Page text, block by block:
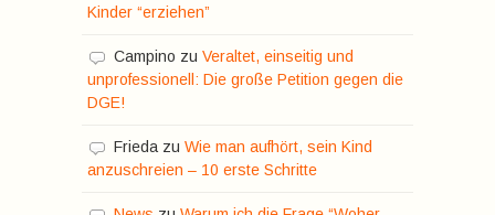
Kinder “erziehen”
Campino zu Veraltet, einseitig und
unprofessionell: Die große Petition gegen die
DGE!
Friedazu Wie man aufhört, sein Kind
anzuschreien – 10 erste Schritte